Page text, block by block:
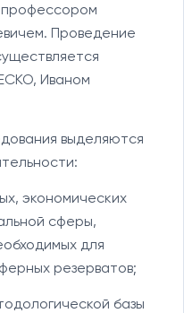
профессором
Проведение
Иваном
выделяются
экономических
сферы,
для
резерватов;
базы